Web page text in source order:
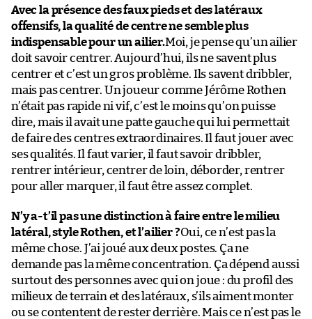
Avec la présence des faux pieds et des latéraux
offensifs, la qualité de centre ne semble plus
indispensable pour un ailier.Moi, je pense qu’un ailier
doit savoir centrer. Aujourd’hui, ils ne savent plus
centrer et c’est un gros problème. Ils savent dribbler,
mais pas centrer. Un joueur comme Jérôme Rothen
n’était pas rapide ni vif, c’est le moins qu’on puisse
dire, mais il avait une patte gauche qui lui permettait
de faire des centres extraordinaires. Il faut jouer avec
ses qualités. Il faut varier, il faut savoir dribbler,
rentrer intérieur, centrer de loin, déborder, rentrer
pour aller marquer, il faut être assez complet.
N’y a-t’il pas une distinction à faire entre le milieu
latéral, style Rothen, et l’ailier ?Oui, ce n’est pas la
même chose. J’ai joué aux deux postes. Ça ne
demande pas la même concentration. Ça dépend aussi
surtout des personnes avec qui on joue : du profil des
milieux de terrain et des latéraux, s’ils aiment monter
ou se contentent de rester derrière. Mais ce n’est pas le